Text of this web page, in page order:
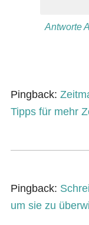
Antworte
Pingback:
Tipps für mehr
Pingback:
um sie zu